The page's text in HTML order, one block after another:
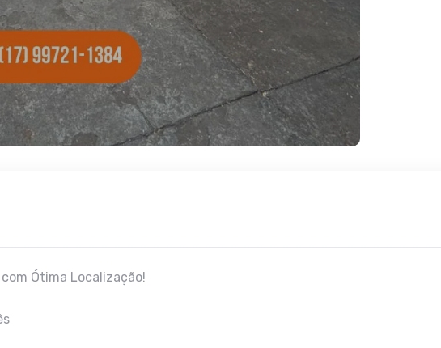
Ótima Localização!